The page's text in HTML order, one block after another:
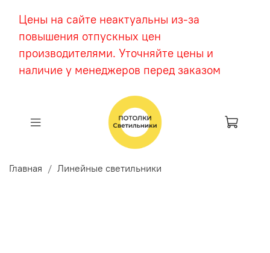
Цены на сайте неактуальны из-за
повышения отпускных цен
производителями. Уточняйте цены и
наличие у менеджеров перед заказом
Главная Линейные светильники